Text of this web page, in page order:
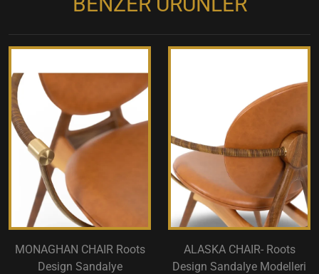
MONAGHAN CHAIR Roots
Design Sandalye
ALASKA CHAIR- Roots
Design Sandalye Modelleri